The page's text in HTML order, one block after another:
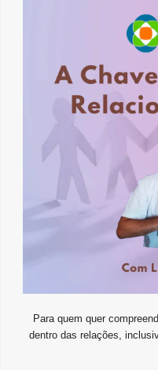
Para quem quer
dentro das relações,